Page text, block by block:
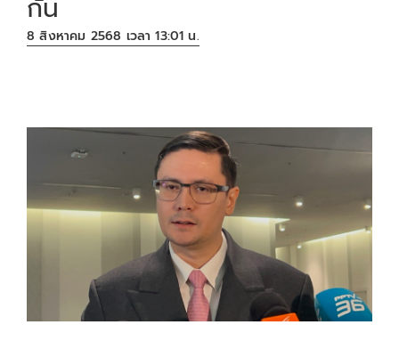
กัน
8 สิงหาคม 2568 เวลา 13:01 น.